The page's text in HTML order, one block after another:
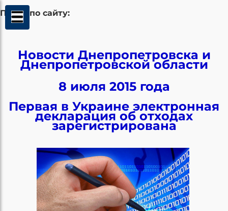
Поиск по сайту:
Новости Днепропетровска и
Днепропетровской области
8 июля 2015 года
Первая в Украине электронная
декларация об отходах
зарегистрирована